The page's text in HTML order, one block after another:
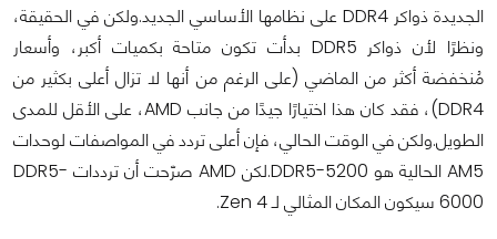
الجديدة ذواكر DDR4 على نظامها الأساسي الجديد.ولكن في الحقيقة،
ونظرًا لأن ذواكر DDR5 بدأت تكون متاحة بكميات أكبر، وأسعار
مُنخفضة أكثر من الماضي (على الرغم من أنها لا تزال أعلى بكثير من
DDR4)، فقد كان هذا اختيارًا جيدًا من جانب AMD، على الأقل للمدى
الطويل.ولكن في الوقت الحالي، فإن أعلى تردد في المواصفات لوحدات
AM5 الحالية هو DDR5-5200.لكن AMD صرّحت أن ترددات DDR5-
6000 سيكون المكان المثالي لـ Zen 4.